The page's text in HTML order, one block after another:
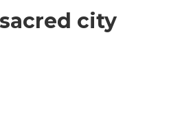
city